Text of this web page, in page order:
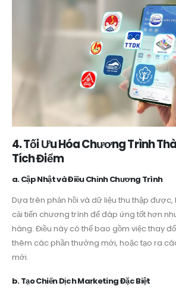
4. Tối Ưu Hóa Chương Trình
Tích Điểm
a. Cập Nhật và Điều Chỉnh Chương Trình
Dựa trên phản hồi và dữ liệu thu thập được,
cải tiến chương trình để đáp ứng tốt hơn
hàng. Điều này có thể bao gồm việc thay
thêm các phần thưởng mới, hoặc tạo ra
mới.
b. Tạo Chiến Dịch Marketing Đặc Biệt